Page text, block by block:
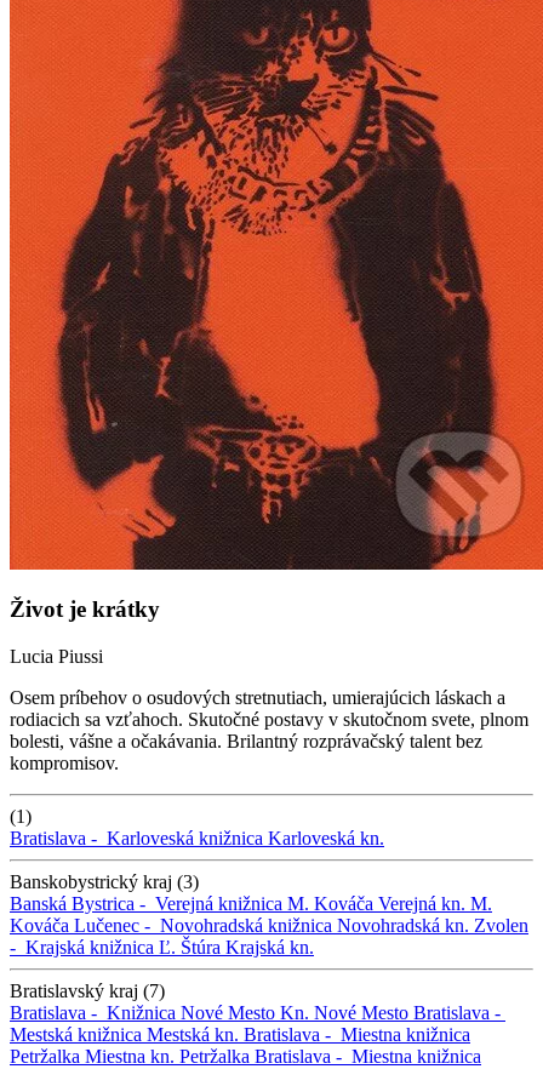
Život je krátky
Lucia Piussi
Osem príbehov o osudových stretnutiach, umierajúcich láskach a
rodiacich sa vzťahoch. Skutočné postavy v skutočnom svete, plnom
bolesti, vášne a očakávania. Brilantný rozprávačský talent bez
kompromisov.
(1)
Bratislava - Karloveská knižnica Karloveská kn.
Banskobystrický kraj (3)
Banská Bystrica - Verejná knižnica M. Kováča Verejná kn. M.
Kováča Lučenec - Novohradská knižnica Novohradská kn. Zvolen
- Krajská knižnica Ľ. Štúra Krajská kn.
Bratislavský kraj (7)
Bratislava - Knižnica Nové Mesto Kn. Nové Mesto Bratislava -
Mestská knižnica Mestská kn. Bratislava - Miestna knižnica
Petržalka Miestna kn. Petržalka Bratislava - Miestna knižnica